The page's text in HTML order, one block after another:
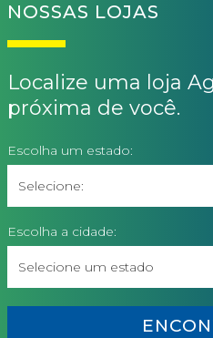
NOSSAS LOJAS
Localize uma loja
próxima de você.
Escolha um estado:
Escolha a cidade: